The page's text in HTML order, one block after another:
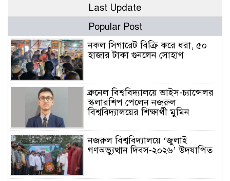
Last Update
Popular Post
নকল সিগারেট বিক্রি করে ধরা, ৫০
হাজার টাকা গুনলেন সোহাগ
ব্রুনেল বিশ্ববিদ্যালয়ে ভাইস-চ্যান্সেলর
স্কলারশিপ পেলেন নজরুল
বিশ্ববিদ্যালয়ের শিক্ষার্থী মুমিন
নজরুল বিশ্ববিদ্যালয়ে ‘জুলাই
গণঅভ্যুত্থান দিবস-২০২৬’ উদযাপিত